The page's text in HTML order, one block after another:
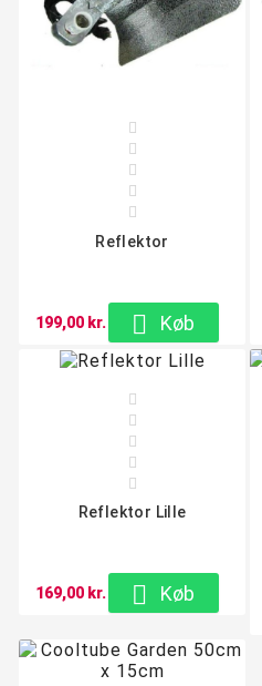





Reflektor
199,00 kr.  Køb





Reflektor Lille
169,00 kr.  Køb